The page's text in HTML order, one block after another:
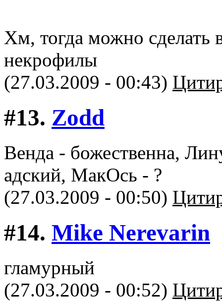
Хм, тогда можно сделать
некрофилы
(27.03.2009 - 00:43)
#13. Zodd
Венда - божественна,
адский, МакОсь - ?
(27.03.2009 - 00:50)
#14. Mike Nerevarin
гламурный
(27.03.2009 - 00:52)